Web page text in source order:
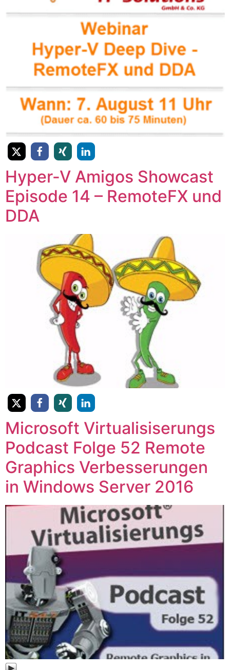
Hyper-V Amigos Showcast
Episode 14 – RemoteFX und
DDA
Microsoft Virtualisiserungs
Podcast Folge 52 Remote
Graphics Verbesserungen
in Windows Server 2016